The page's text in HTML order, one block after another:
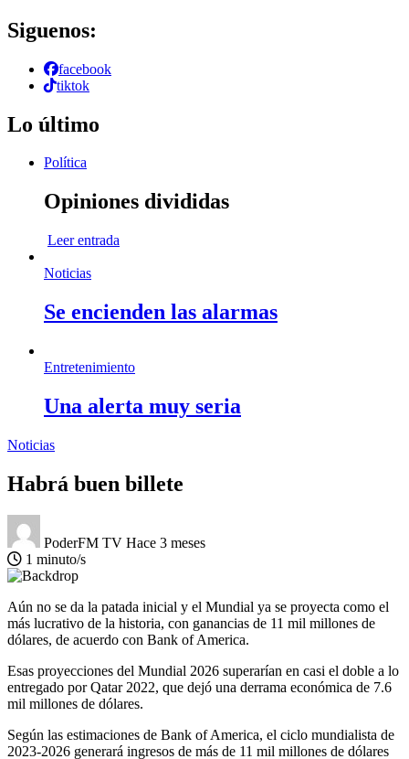
Siguenos:
facebook
tiktok
Lo último
Política
Opiniones divididas
Leer entrada
Noticias
Se encienden las alarmas
Entretenimiento
Una alerta muy seria
Noticias
Habrá buen billete
PoderFM TV Hace 3 meses
1 minuto/s
Aún no se da la patada inicial y el Mundial ya se proyecta como el
más lucrativo de la historia, con ganancias de 11 mil millones de
dólares, de acuerdo con Bank of America.
Esas proyecciones del Mundial 2026 superarían en casi el doble a lo
entregado por Qatar 2022, que dejó una derrama económica de 7.6
mil millones de dólares.
Según las estimaciones de Bank of America, el ciclo mundialista de
2023-2026 generará ingresos de más de 11 mil millones de dólares